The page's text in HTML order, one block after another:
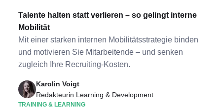
Talente halten statt verlieren – so gelingt interne
Mobilität
Mit einer starken internen Mobilitätsstrategie binden
und motivieren Sie Mitarbeitende – und senken
zugleich Ihre Recruiting-Kosten.
Karolin Voigt
Redakteurin Learning & Development
TRAINING & LEARNING